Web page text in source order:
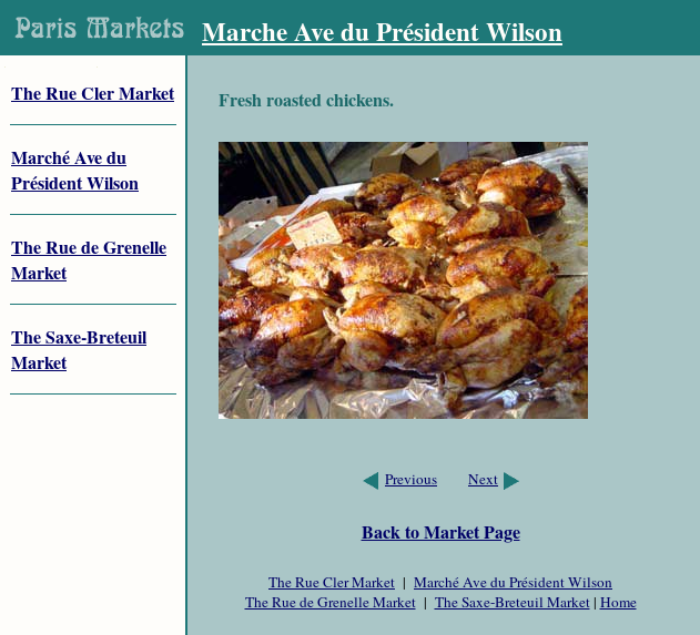
Marche Ave du Président Wilson
The Rue Cler Market
Marché Ave du
Président Wilson
The Rue de Grenelle
Market
The Saxe-Breteuil
Market
Fresh roasted chickens.
Previous Next
Back to Market Page
The Rue Cler Market | Marché Ave du Président Wilson
The Rue de Grenelle Market| The Saxe-Breteuil Market| Home